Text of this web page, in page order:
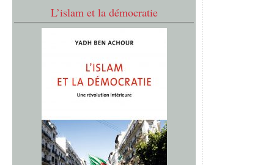
L’islam et la démocratie